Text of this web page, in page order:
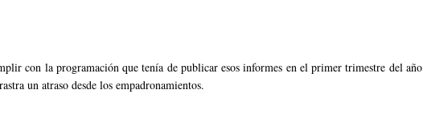
con la programación que tenía de publicar esos informes en el primer trimestre del año
un atraso desde los empadronamientos.